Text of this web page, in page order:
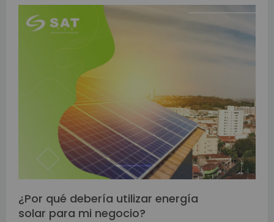
¿Por qué debería utilizar energía
solar para mi negocio?